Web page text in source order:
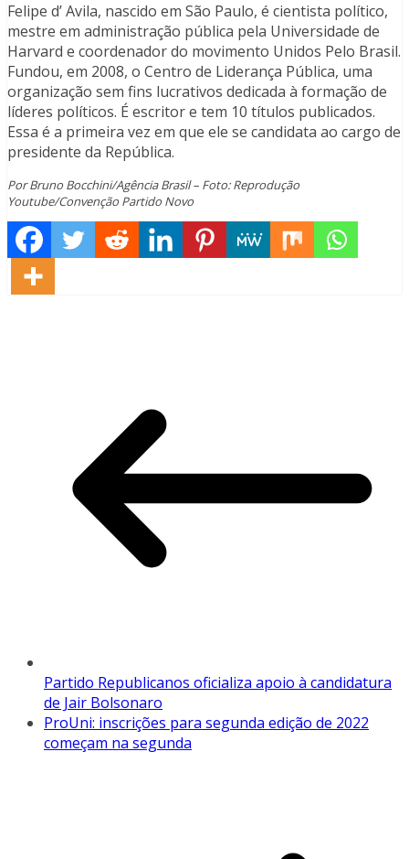
Felipe d’ Avila, nascido em São Paulo, é cientista político,
mestre em administração pública pela Universidade de
Harvard e coordenador do movimento Unidos Pelo Brasil.
Fundou, em 2008, o Centro de Liderança Pública, uma
organização sem fins lucrativos dedicada à formação de
líderes políticos. É escritor e tem 10 títulos publicados.
Essa é a primeira vez em que ele se candidata ao cargo de
presidente da República.
Por Bruno Bocchini/Agência Brasil – Foto: Reprodução
Youtube/Convenção Partido Novo
Partido Republicanos oficializa apoio à candidatura
de Jair Bolsonaro
ProUni: inscrições para segunda edição de 2022
começam na segunda